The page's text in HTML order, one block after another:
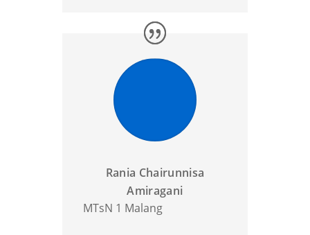
Rania Chairunnisa
Amiragani
MTsN 1 Malang